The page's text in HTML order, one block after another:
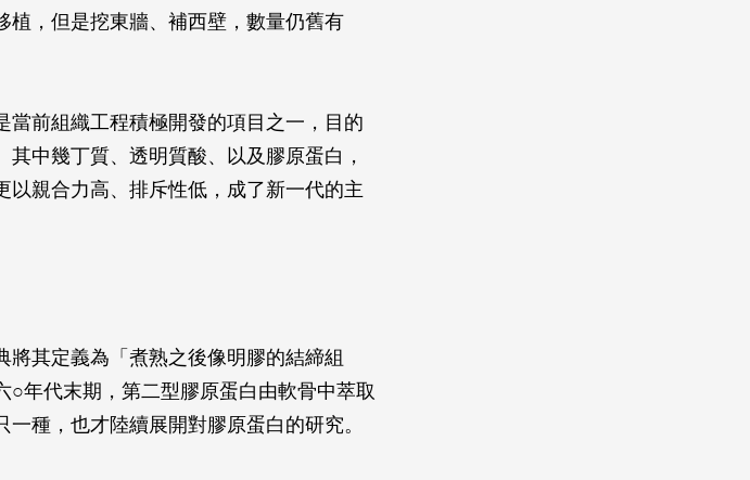
植，但是挖東牆、補西壁，數量仍舊有
前組織工程積極開發的項目之一，目的
中幾丁質、透明質酸、以及膠原蛋白，
親合力高、排斥性低，成了新一代的主
其定義為「煮熟之後像明膠的結締組
年代末期，第二型膠原蛋白由軟骨中萃取
種，也才陸續展開對膠原蛋白的研究。